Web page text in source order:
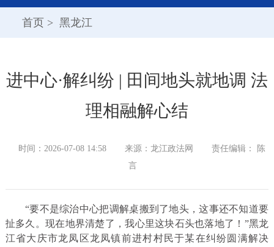
首页 > 黑龙江
进中心·解纠纷 | 田间地头就地调 法
理相融解心结
时间：2026-07-08 14:58 来源：龙江政法网
责任编辑： 陈
言
“要不是综治中心把调解桌搬到了地头，这事还不知道要
扯多久。现在地界清楚了，我心里这块石头也落地了！”黑龙
江省大庆市龙凤区龙凤镇前进村村民于某在纠纷圆满解决